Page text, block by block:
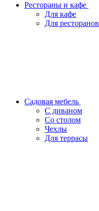
Рестораны и кафе
Для кафе
Для ресторанов
Садовая мебель
С диваном
Со столом
Чехлы
Для террасы